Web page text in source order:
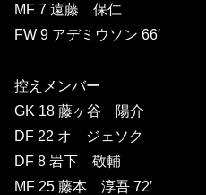
MF 7 遠藤 保仁
FW 9 アデミウソン 66′
控えメンバー
GK 18 藤ヶ谷 陽介
DF 22 オ ジェソク
DF 8 岩下 敬輔
MF 25 藤本 淳吾 72′